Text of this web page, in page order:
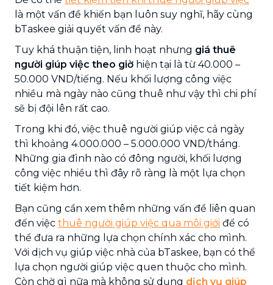
là một vấn đề khiến bạn luôn suy nghĩ, hãy cùng
bTaskee giải quyết vấn đề này.
Tuy khá thuận tiện, linh hoạt nhưng giá thuê
người giúp việc theo giờ hiện tại là từ 40.000 –
50.000 VND/tiếng. Nếu khối lượng công việc
nhiều mà ngày nào cũng thuê như vậy thì chi phí
sẽ bị đội lên rất cao.
Trong khi đó, việc thuê người giúp việc cả ngày
thì khoảng 4.000.000 – 5.000.000 VND/tháng.
Những gia đình nào có đông người, khối lượng
công việc nhiều thì đây rõ ràng là một lựa chọn
tiết kiệm hơn.
Bạn cũng cần xem thêm những vấn đề liên quan
đến việc thuê người giúp việc qua môi giới để có
thể đưa ra những lựa chọn chính xác cho mình.
Với dịch vụ giúp việc nhà của bTaskee, bạn có thể
lựa chọn người giúp việc quen thuộc cho mình.
Còn chờ gì nữa mà không sử dụng dịch vụ giúp